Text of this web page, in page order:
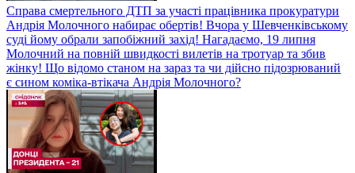
Справа смертельного ДТП за участі працівника прокуратури
Андрія Молочного набирає обертів! Вчора у Шевченківському
суді йому обрали запобіжний захід! Нагадаємо, 19 липня
Молочний на повній швидкості вилетів на тротуар та збив
жінку! Що відомо станом на зараз та чи дійсно підозрюваний
є сином коміка-втікача Андрія Молочного?